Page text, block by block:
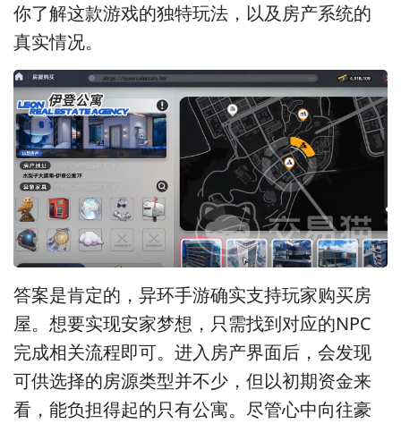
你了解这款游戏的独特玩法，以及房产系统的
真实情况。
答案是肯定的，异环手游确实支持玩家购买房
屋。想要实现安家梦想，只需找到对应的NPC
完成相关流程即可。进入房产界面后，会发现
可供选择的房源类型并不少，但以初期资金来
看，能负担得起的只有公寓。尽管心中向往豪